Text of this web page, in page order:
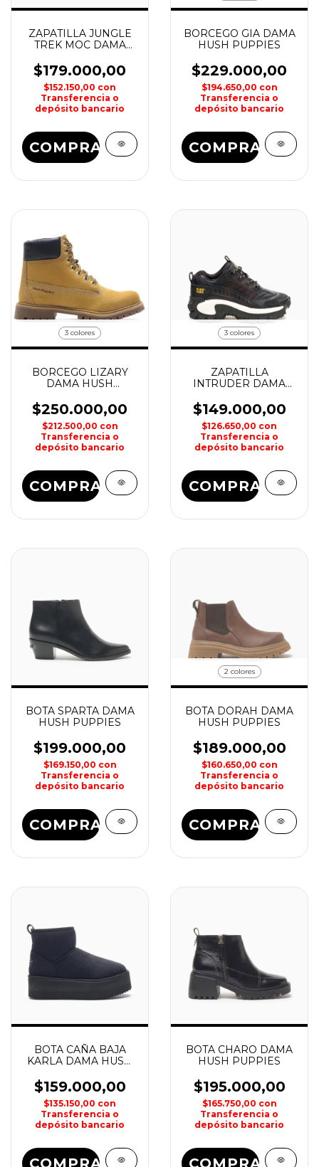
ZAPATILLA JUNGLE
TREK MOC DAMA
$179.000,00
$152.150,00 con
Transferencia o
depósito bancario
COMPRAR
BORCEGO GIA DAMA
HUSH PUPPIES
$229.000,00
$194.650,00 con
Transferencia o
depósito bancario
COMPRAR
3 colores
BORCEGO LIZARY
DAMA HUSH
$250.000,00
$212.500,00 con
Transferencia o
depósito bancario
COMPRAR
3 colores
ZAPATILLA
INTRUDER DAMA
$149.000,00
$126.650,00 con
Transferencia o
depósito bancario
COMPRAR
BOTA SPARTA DAMA
HUSH PUPPIES
$199.000,00
$169.150,00 con
Transferencia o
depósito bancario
COMPRAR
2 colores
BOTA DORAH DAMA
HUSH PUPPIES
$189.000,00
$160.650,00 con
Transferencia o
depósito bancario
COMPRAR
BOTA CAÑA BAJA
KARLA DAMA HUSH
$159.000,00
$135.150,00 con
Transferencia o
depósito bancario
COMPRAR
BOTA CHARO DAMA
HUSH PUPPIES
$195.000,00
$165.750,00 con
Transferencia o
depósito bancario
COMPRAR